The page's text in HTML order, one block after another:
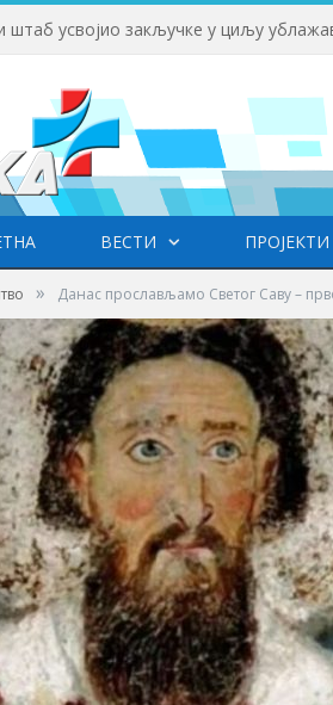
ВЕСТИ ПРОЈЕКТИ
» Данас прослављамо Светог Саву –